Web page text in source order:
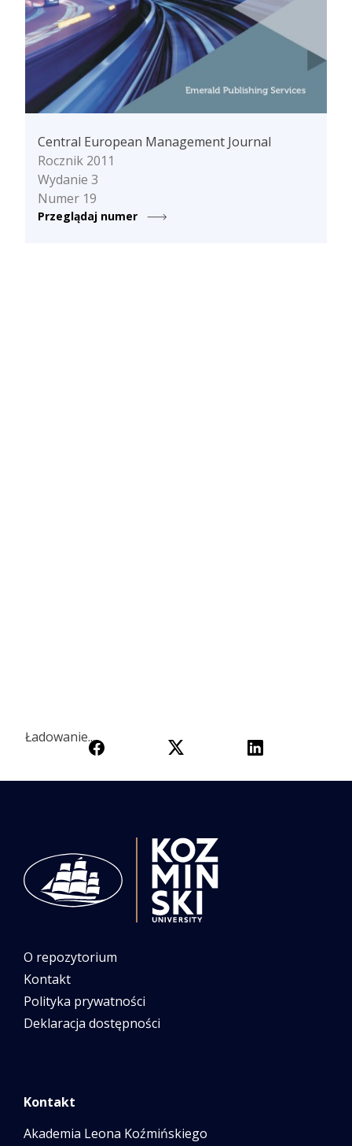
Central European Management Journal
Rocznik 2011
Wydanie 3
Numer 19
Przeglądaj numer
Ładowanie...
O repozytorium
Kontakt
Polityka prywatności
Deklaracja dostępności
Kontakt
Akademia Leona Koźmińskiego